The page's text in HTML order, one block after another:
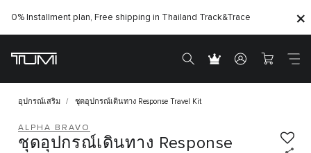
0% Installment plan, Free shipping in Thailand Track&Trace
อุปกรณ์เสริม ชุดอุปกรณ์เดินทาง Response Travel Kit
ALPHA BRAVO
ชุดอุปกรณ์เดินทาง Response